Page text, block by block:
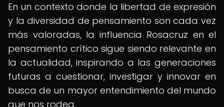
En un contexto donde la libertad de expresión
y la diversidad de pensamiento son cada vez
más valoradas, la influencia Rosacruz en el
pensamiento crítico sigue siendo relevante en
la actualidad, inspirando a las generaciones
futuras a cuestionar, investigar y innovar en
busca de un mayor entendimiento del mundo
que nos rodea.